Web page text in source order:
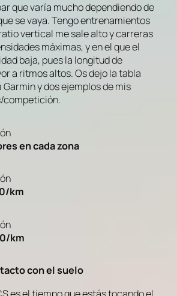
que varía mucho dependiendo de
se vaya. Tengo entrenamientos
vertical me sale alto y carreras
máximas, y en el que el
baja, pues la longitud de
a ritmos altos. Os dejo la tabla
y dos ejemplos de mis
en cada zona
km
km
con el suelo
es el tiempo que estás tocando el